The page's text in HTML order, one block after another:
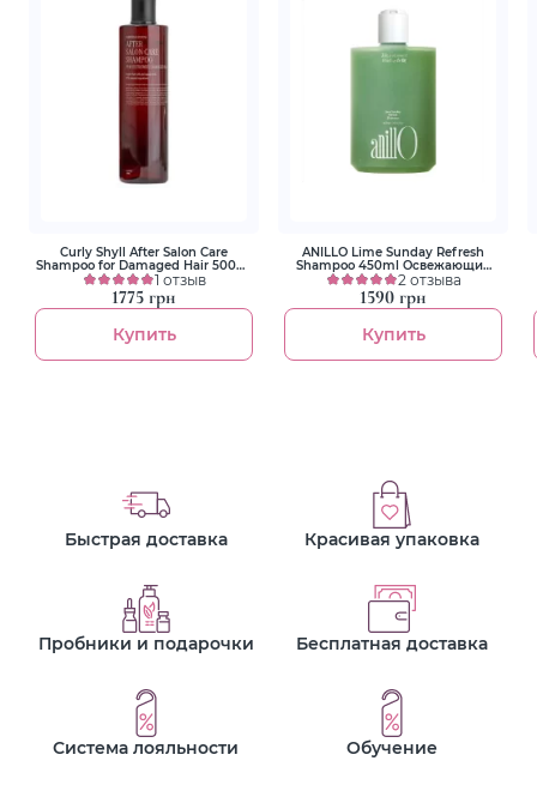
Curly Shyll After Salon Care
Shampoo for Damaged Hair 500ml
Восстанавливающий шампунь
для поврежденных волос
1 отзыв
1775 грн
Купить
ANILLO Lime Sunday Refresh
Shampoo 450ml Освежающий
шампунь для волос
2 отзыва
1590 грн
Купить
Быстрая доставка Красивая упаковка
Пробники и подарочки Бесплатная доставка
Система лояльности Обучение